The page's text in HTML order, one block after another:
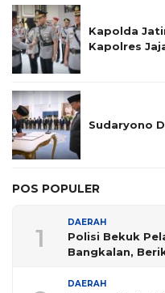
Kapolda
Kapolres
Sudaryono
POS POPULER
1
DAERAH
Polisi Bekuk
Bangkalan,
DAERAH